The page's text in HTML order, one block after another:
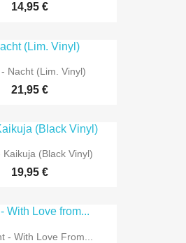
14,95 €
Nacht (Lim. Vinyl)
21,95 €
Kaikuja (Black Vinyl)
19,95 €
- With Love From...